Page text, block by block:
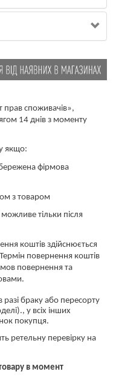
прав споживачів»,
14 днів з моменту
якщо:
фірмова
з товаром
тільки після
коштів здійснюється
повернення коштів
повернення та
разі браку або пересорту
у всіх інших
покупця.
ретельну перевірку на
в момент